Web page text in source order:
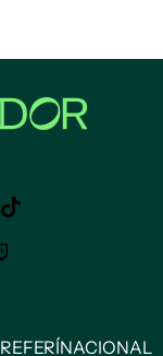
REFERÍNACIONAL